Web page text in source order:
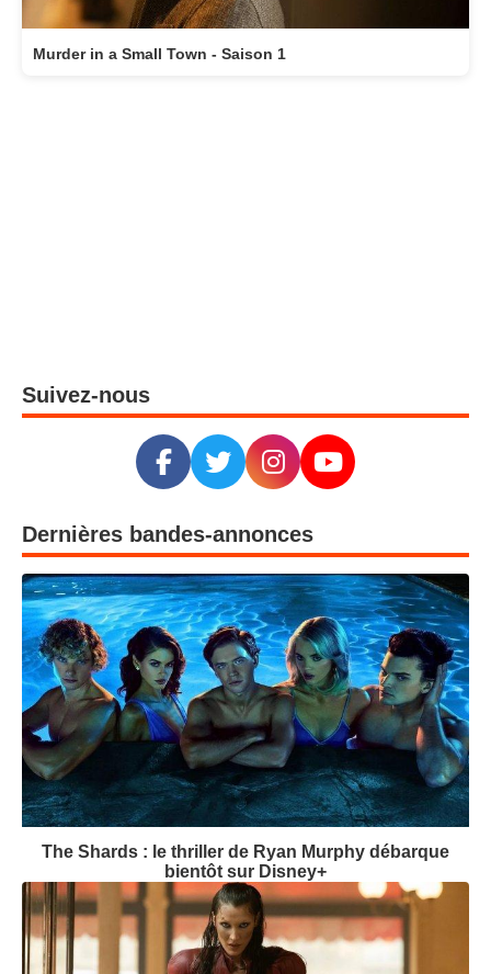
Murder in a Small Town - Saison 1
Suivez-nous
Dernières bandes-annonces
The Shards : le thriller de Ryan Murphy débarque
bientôt sur Disney+